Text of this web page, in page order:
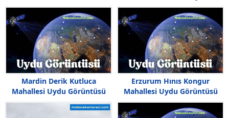
Görüntüsü
Mardin Derik Kutluca
Mahallesi Uydu Görüntüsü
Haritası
Erzurum Hınıs Kongur
Mahallesi Uydu Görüntüsü
Haritası